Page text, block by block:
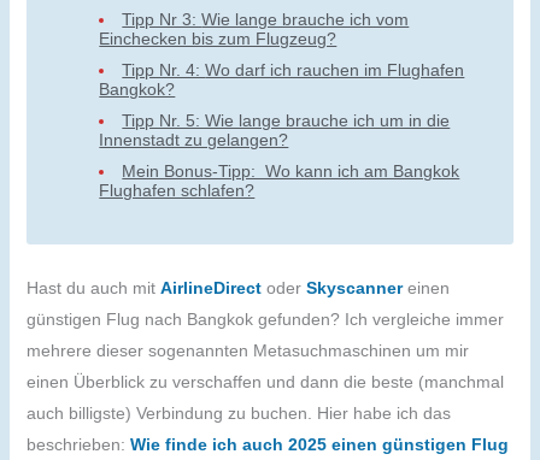
Tipp Nr 3: Wie lange brauche ich vom
Einchecken bis zum Flugzeug?
Tipp Nr. 4: Wo darf ich rauchen im Flughafen
Bangkok?
Tipp Nr. 5: Wie lange brauche ich um in die
Innenstadt zu gelangen?
Mein Bonus-Tipp: Wo kann ich am Bangkok
Flughafen schlafen?
Hast du auch mit AirlineDirectoder Skyscannereinen
günstigen Flug nach Bangkok gefunden? Ich vergleiche immer
mehrere dieser sogenannten Metasuchmaschinen um mir
einen Überblick zu verschaffen und dann die beste (manchmal
auch billigste) Verbindung zu buchen. Hier habe ich das
beschrieben: Wie finde ich auch 2025 einen günstigen Flug